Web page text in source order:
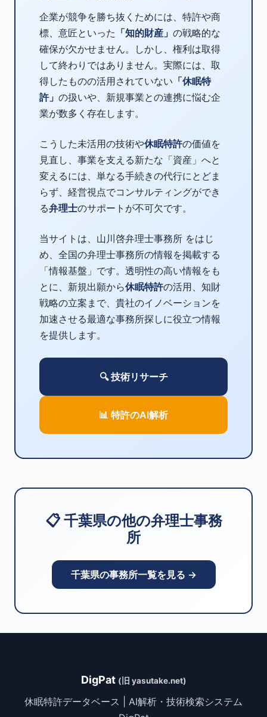
企業が競争を勝ち抜くためには、特許や商
標、意匠といった 「知的財産」 の戦略的な
確保が欠かせません。しかし、権利は取得
して終わりではありません。実際には、取
得したものの活用されていない 「休眠特
許」 の扱いや、新規事業との連携に悩む企
業が数多く存在します。
こうした未活用の技術や休眠特許の価値を
見直し、事業を支える新たな「資産」へと
変えるには、単なる手続きの代行にとどま
らず、経営視点でコンサルティングができ
る弁理士のサポートが不可欠です。
当サイトは、山川啓弁理士事務所 をはじ
め、全国の弁理士事務所の情報を掲載する
「情報基盤」です。透明性の高い情報をも
とに、新規出願から休眠特許の活用、知財
戦略の立案まで、貴社のイノベーションを
加速させる最適な事務所探しに役立つ情報
を提供します。
🔍 技術リサーチ
📊 特許のAI解析
📋 千葉県の他の弁理士事務
所
千葉県の事務所一覧を見る →
DigPat (旧 yasutake.net)
休眠特許データベース | AI解析・技術検索システム